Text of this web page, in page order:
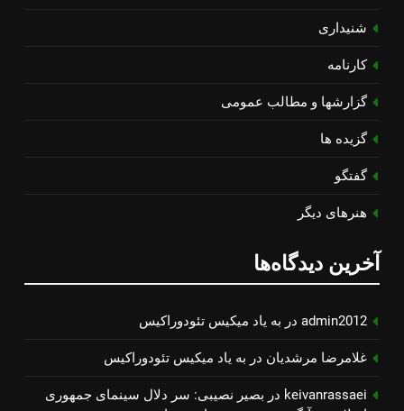
شنیداری
کارنامه
گزارشها و مطالب عمومی
گزیده ها
گفتگو
هنرهای دیگر
آخرین دیدگاه‌ها
admin2012 در به یاد میكیس تئودوراكیس
غلامرضا مرشدیان در به یاد میكیس تئودوراكیس
keivanrassaei در بصیر نصیبی: سر دلال سینمای جمهوری